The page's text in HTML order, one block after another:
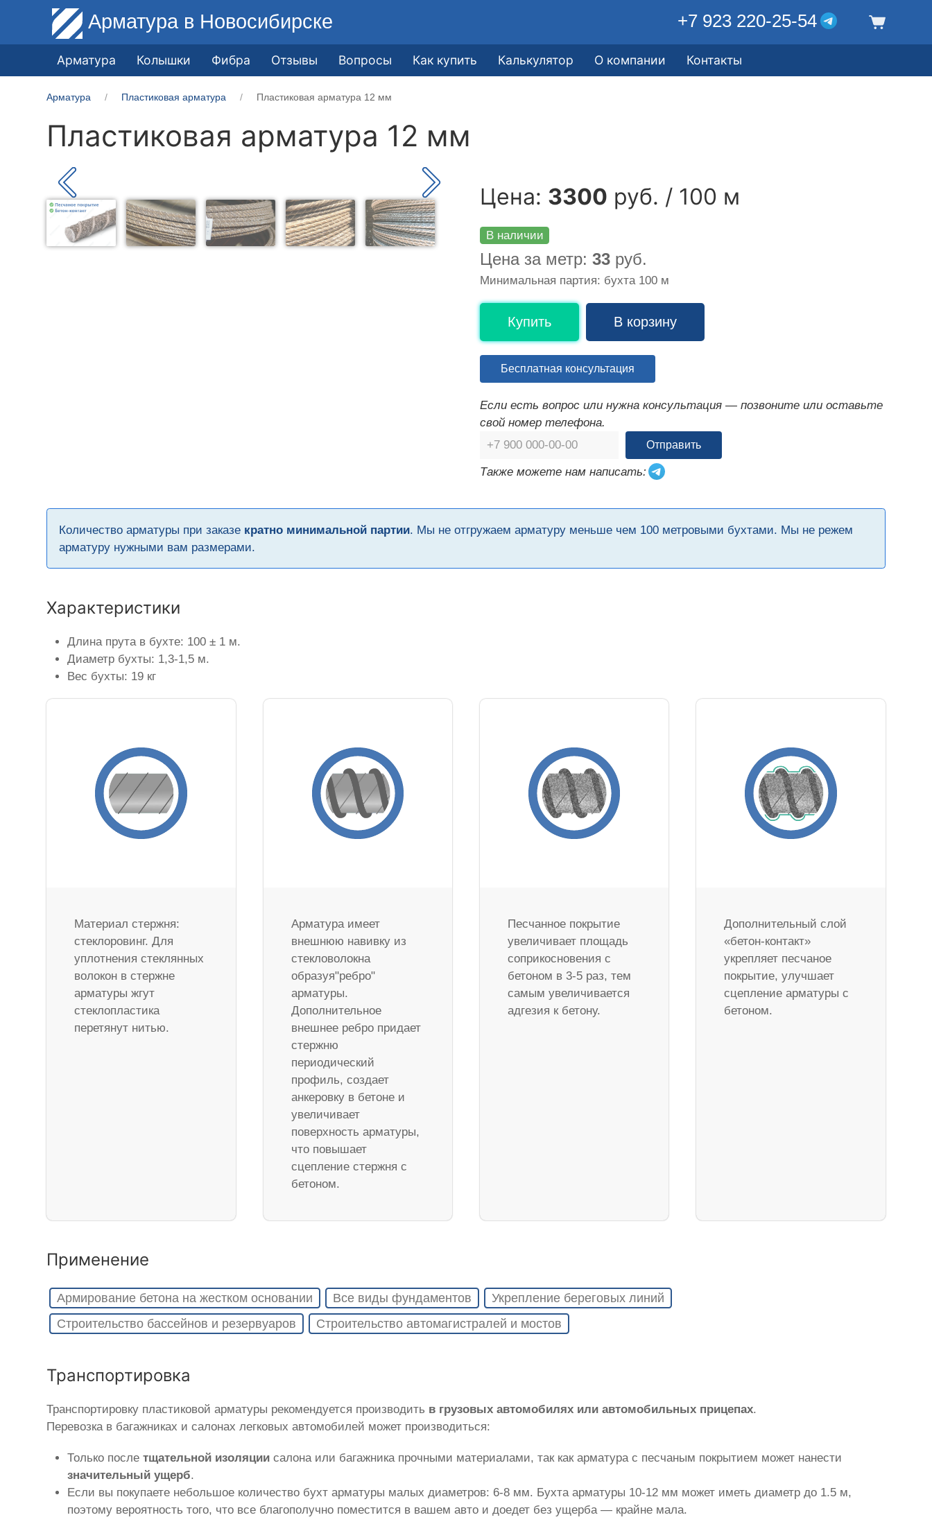
Арматура в Новосибирске +7 923 220-25-54
Арматура Колышки Фибра Отзывы Вопросы Как купить Калькулятор О компании Контакты
Арматура Пластиковая арматура Пластиковая арматура 12 мм
Пластиковая арматура 12 мм
Цена: 3300 руб. / 100 м
В наличии
Цена за метр: 33 руб.
Минимальная партия: бухта 100 м
Купить В корзину
Бесплатная консультация
Если есть вопрос или нужна консультация — позвоните или оставьте
свой номер телефона.
Отправить
Также можете нам написать:
Количество арматуры при заказе кратно минимальной партии. Мы не отгружаем арматуру меньше чем 100 метровыми бухтами. Мы не режем
арматуру нужными вам размерами.
Характеристики
Длина прута в бухте: 100 ± 1 м.
Диаметр бухты: 1,3-1,5 м.
Вес бухты: 19 кг
Материал стержня:
стеклоровинг. Для
уплотнения стеклянных
волокон в стержне
арматуры жгут
стеклопластика
перетянут нитью.
Арматура имеет
внешнюю навивку из
стекловолокна
образуя"ребро"
арматуры.
Дополнительное
внешнее ребро придает
стержню
периодический
профиль, создает
анкеровку в бетоне и
увеличивает
поверхность арматуры,
что повышает
сцепление стержня с
бетоном.
Песчанное покрытие
увеличивает площадь
соприкосновения с
бетоном в 3-5 раз, тем
самым увеличивается
адгезия к бетону.
Дополнительный слой
«бетон-контакт»
укрепляет песчаное
покрытие, улучшает
сцепление арматуры с
бетоном.
Применение
Армирование бетона на жестком основании Все виды фундаментов
Укрепление береговых линий
Строительство бассейнов и резервуаров
Строительство автомагистралей и мостов
Транспортировка
Транспортировку пластиковой арматуры рекомендуется производить в грузовых автомобилях или автомобильных прицепах.
Перевозка в багажниках и салонах легковых автомобилей может производиться:
Только послетщательной изоляции салона или багажника прочными материалами, так как арматура с песчаным покрытием может нанести
значительный ущерб.
Если вы покупаете небольшое количество бухт арматуры малых диаметров: 6-8 мм. Бухта арматуры 10-12 мм может иметь диаметр до 1.5 м,
поэтому вероятность того, что все благополучно поместится в вашем авто и доедет без ущерба — крайне мала.